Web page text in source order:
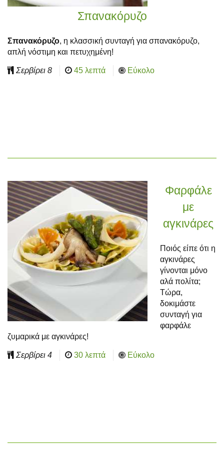
Σπανακόρυζο
Σπανακόρυζο, η κλασσική συνταγή για σπανακόρυζο,
απλή νόστιμη και πετυχημένη!
Σερβίρει 8 45 λεπτά Εύκολο
Φαρφάλε
με
αγκινάρες
Ποιός είπε ότι η
αγκινάρες
γίνονται μόνο
αλά πολίτα;
Τώρα,
δοκιμάστε
συνταγή για
φαρφάλε
ζυμαρικά με αγκινάρες!
Σερβίρει 4 30 λεπτά Εύκολο